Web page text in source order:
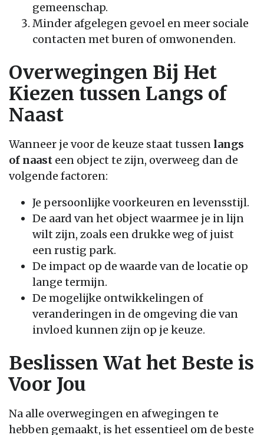
gemeenschap.
Minder afgelegen gevoel en meer sociale
contacten met buren of omwonenden.
Overwegingen Bij Het
Kiezen tussen Langs of
Naast
Wanneer je voor de keuze staat tussen langs
of naast een object te zijn, overweeg dan de
volgende factoren:
Je persoonlijke voorkeuren en levensstijl.
De aard van het object waarmee je in lijn
wilt zijn, zoals een drukke weg of juist
een rustig park.
De impact op de waarde van de locatie op
lange termijn.
De mogelijke ontwikkelingen of
veranderingen in de omgeving die van
invloed kunnen zijn op je keuze.
Beslissen Wat het Beste is
Voor Jou
Na alle overwegingen en afwegingen te
hebben gemaakt, is het essentieel om de beste